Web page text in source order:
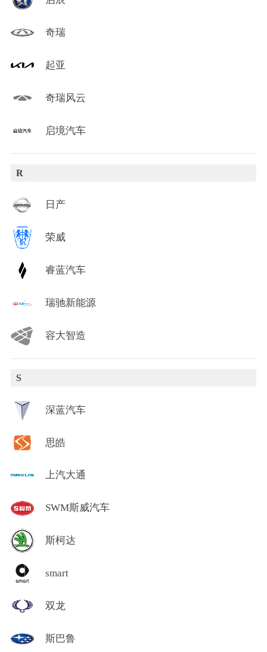
奇瑞
起亚
奇瑞风云
启境汽车
R
日产
荣威
睿蓝汽车
瑞驰新能源
容大智造
S
深蓝汽车
思皓
上汽大通
SWM斯威汽车
斯柯达
smart
双龙
斯巴鲁